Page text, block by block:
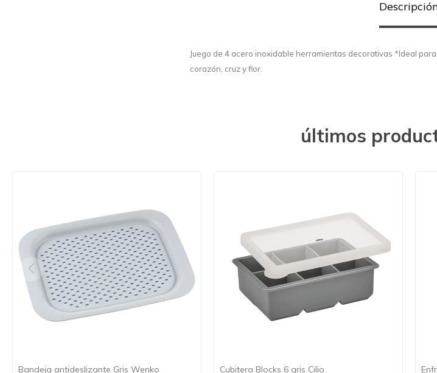
Juego de 4 acero inoxidable herramientas decorativas *Ideal
corazón, cruz y flor.
últimos
Bandeja antideslizante Gris Wenko Cubitera Blocks 6 gris Cilio